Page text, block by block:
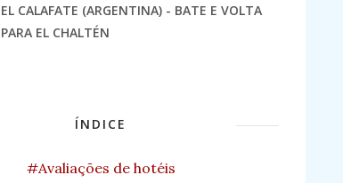
EL CALAFATE (ARGENTINA) - BATE E VOLTA
PARA EL CHALTÉN
ÍNDICE
#Avaliações de hotéis